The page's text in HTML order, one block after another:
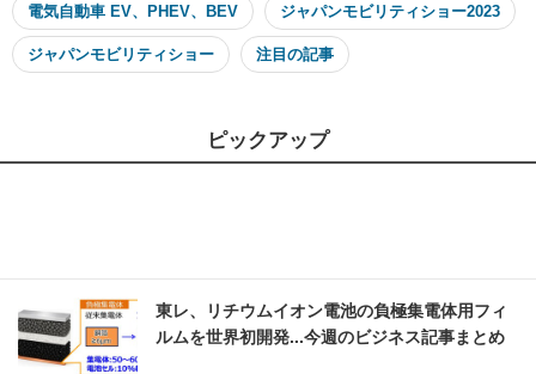
電気自動車 EV、PHEV、BEV ジャパンモビリティショー2023
ジャパンモビリティショー 注目の記事
ピックアップ
東レ、リチウムイオン電池の負極集電体用フィ
ルムを世界初開発...今週のビジネス記事まとめ